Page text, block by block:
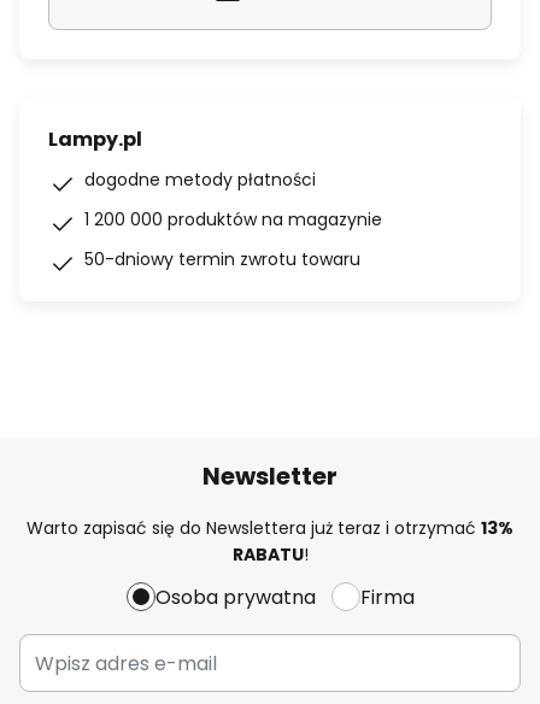
Lampy.pl
dogodne metody płatności
1 200 000 produktów na magazynie
50-dniowy termin zwrotu towaru
Newsletter
Warto zapisać się do Newslettera już teraz i otrzymać 13%
RABATU!
Osoba prywatna Firma